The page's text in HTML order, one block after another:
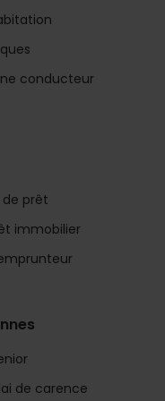
conducteur
prêt
immobilier
de carence